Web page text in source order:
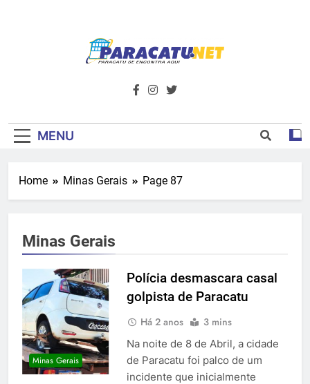
Paracatu.net –
Notícias E
Primeiro Do
além de tudo sobre esportes e
MENU
Home Minas Gerais Page 87
Minas Gerais
Minas Gerais
Polícia desmascara casal
golpista de Paracatu
Há 2 anos 3 mins
Na noite de 8 de Abril, a cidade
de Paracatu foi palco de um
incidente que inicialmente